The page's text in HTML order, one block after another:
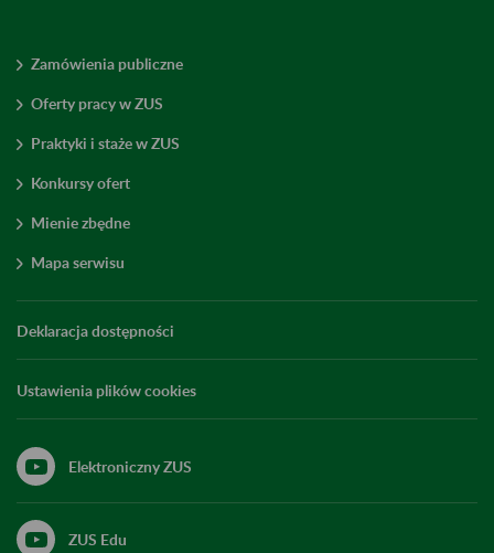
Zamówienia publiczne
Oferty pracy w ZUS
Praktyki i staże w ZUS
Konkursy ofert
Mienie zbędne
Mapa serwisu
Deklaracja dostępności
Ustawienia plików cookies
Elektroniczny ZUS
ZUS Edu